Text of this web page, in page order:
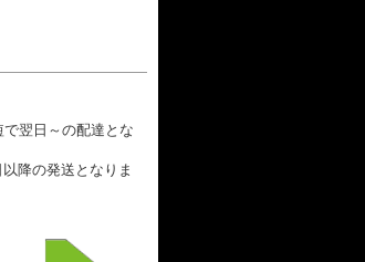
翌日～の配達とな
降の発送となりま